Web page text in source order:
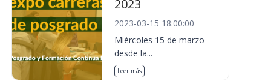
2023
2023-03-15 18:00:00
Miércoles 15 de marzo
desde la...
Leer más